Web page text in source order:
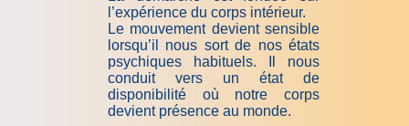
l’expérience du corps intérieur.
Le mouvement devient sensible
lorsqu’il nous sort de nos états
psychiques habituels. Il nous
conduit vers un état de
disponibilité où notre corps
devient présence au monde.